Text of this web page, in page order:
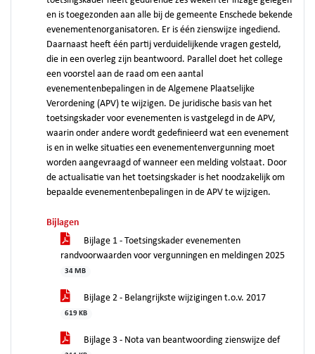
en is toegezonden aan alle bij de gemeente Enschede bekende
evenementenorganisatoren. Er is één zienswijze ingediend.
Daarnaast heeft één partij verduidelijkende vragen gesteld,
die in een overleg zijn beantwoord. Parallel doet het college
een voorstel aan de raad om een aantal
evenementenbepalingen in de Algemene Plaatselijke
Verordening (APV) te wijzigen. De juridische basis van het
toetsingskader voor evenementen is vastgelegd in de APV,
waarin onder andere wordt gedefinieerd wat een evenement
is en in welke situaties een evenementenvergunning moet
worden aangevraagd of wanneer een melding volstaat. Door
de actualisatie van het toetsingskader is het noodzakelijk om
bepaalde evenementenbepalingen in de APV te wijzigen.
Bijlagen
Bijlage 1 - Toetsingskader evenementen
randvoorwaarden voor vergunningen en meldingen 2025
34 MB
Bijlage 2 - Belangrijkste wijzigingen t.o.v. 2017
619 KB
Bijlage 3 - Nota van beantwoording zienswijze def